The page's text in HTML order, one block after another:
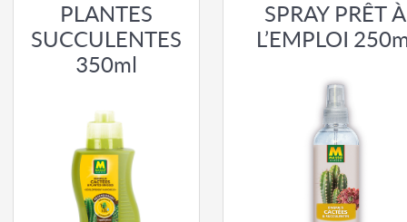
PLANTES
SUCCULENTES
350ml
SPRAY PRÊT À
L’EMPLOI